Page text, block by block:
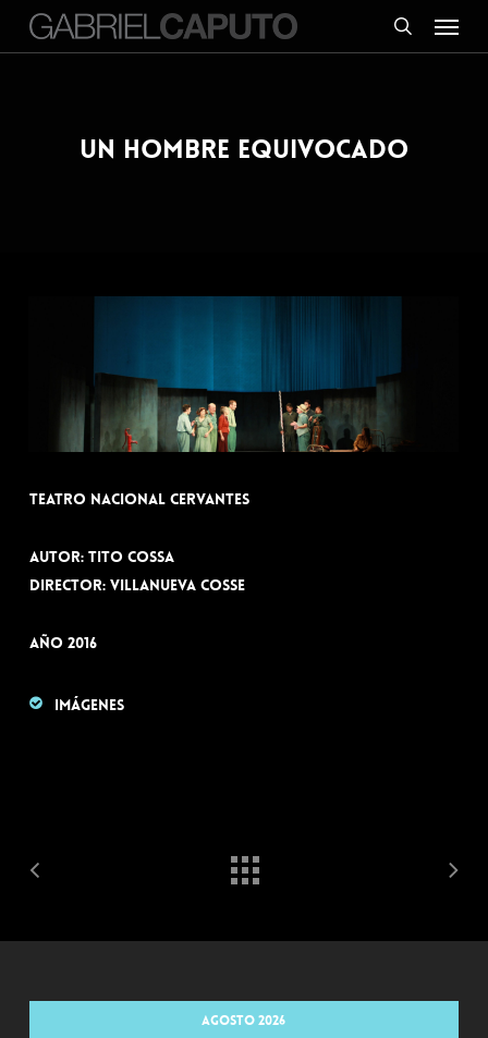
search
Menu
Un Hombre equivocado
Teatro Nacional Cervantes
Autor: Tito Cossa
Director: Villanueva Cosse
Año 2016
Imágenes
agosto 2026